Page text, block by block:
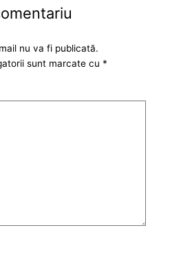
nu va fi publicată.
sunt marcate cu *